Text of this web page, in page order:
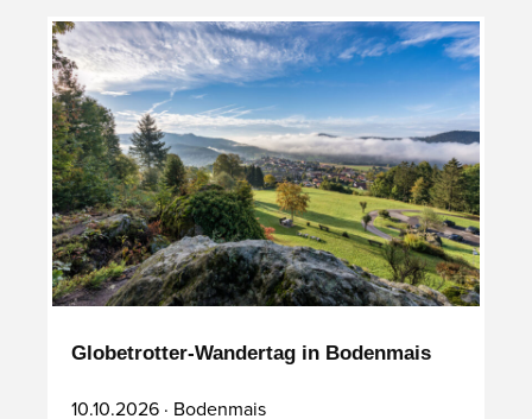
Globetrotter-Wandertag in Bodenmais
10.10.2026 · Bodenmais